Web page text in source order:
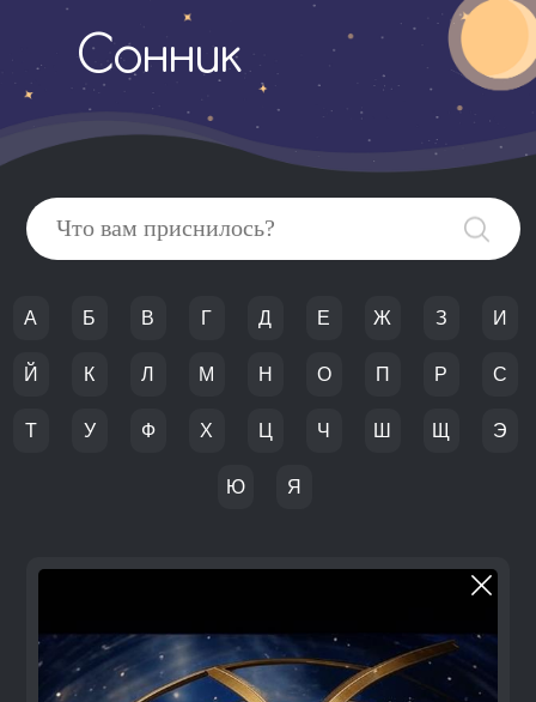
Сонник
А Б В Г Д Е Ж З И
Й К Л М Н О П Р С
Т У Ф Х Ц Ч Ш Щ Э
Ю Я